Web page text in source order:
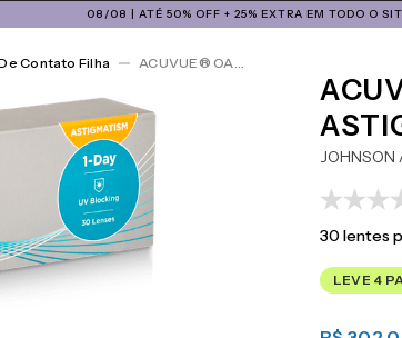
08/08 | ATÉ 50% OFF + 25% EXTRA EM TODO O
Contato Filha ACUVUE® OASYS 1-Day For Astigmatism 30
JOHNSON
30lentes
LEVE 4